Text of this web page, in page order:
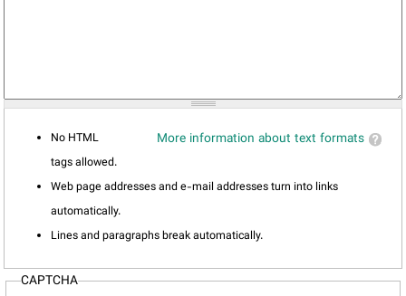
More information about text formats
No HTML
tags allowed.
Web page addresses and e-mail addresses turn into links
automatically.
Lines and paragraphs break automatically.
CAPTCHA